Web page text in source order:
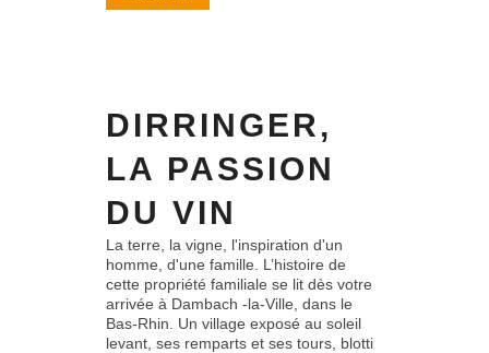
DIRRINGER,
LA PASSION
DU VIN
La terre, la vigne, l'inspiration d'un
homme, d'une famille. L’histoire de
cette propriété familiale se lit dès votre
arrivée à Dambach -la-Ville, dans le
Bas-Rhin. Un village exposé au soleil
levant, ses remparts et ses tours, blotti